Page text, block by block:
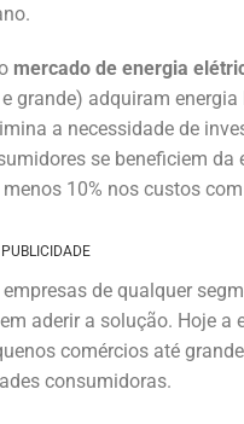
mercado de energia
grande) adquiram
a necessidade de
se beneficiem da
10% nos custos
de qualquer
aderir a solução. Hoje a
comércios até
consumidoras.